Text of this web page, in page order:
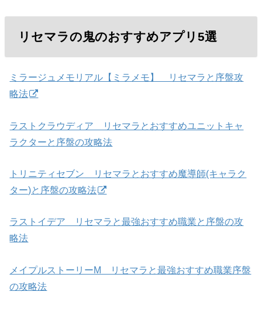
リセマラの鬼のおすすめアプリ5選
ミラージュメモリアル【ミラメモ】 リセマラと序盤攻
略法
ラストクラウディア リセマラとおすすめユニットキャ
ラクターと序盤の攻略法
トリニティセブン リセマラとおすすめ魔導師(キャラク
ター)と序盤の攻略法
ラストイデア リセマラと最強おすすめ職業と序盤の攻
略法
メイプルストーリーM リセマラと最強おすすめ職業序盤
の攻略法